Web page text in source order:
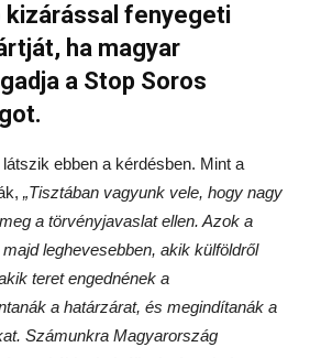
fenyegeti
ha magyar
a Stop Soros
ebben a kérdésben. Mint a
„Tisztában vagyunk vele, hogy nagy
a törvényjavaslat ellen. Azok a
leghevesebben, akik külföldről
teret engednének a
a határzárat, és megindítanák a
Számunkra Magyarország